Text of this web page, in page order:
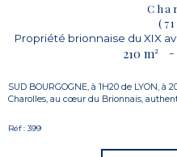
Propriété brionnaise du XIX
210 m² -
SUD BOURGOGNE, à 1H20 de LYON,
Charolles, au cœur du Brionnais,
Réf : 399